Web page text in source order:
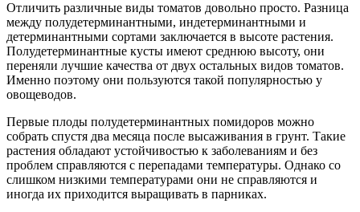
Отличить различные виды томатов довольно просто. Разница
между полудетерминантными, индетерминантными и
детерминантными сортами заключается в высоте растения.
Полудетерминантные кусты имеют среднюю высоту, они
переняли лучшие качества от двух остальных видов томатов.
Именно поэтому они пользуются такой популярностью у
овощеводов.
Первые плоды полудетерминантных помидоров можно
собрать спустя два месяца после высаживания в грунт. Такие
растения обладают устойчивостью к заболеваниям и без
проблем справляются с перепадами температуры. Однако со
слишком низкими температурами они не справляются и
иногда их приходится выращивать в парниках.